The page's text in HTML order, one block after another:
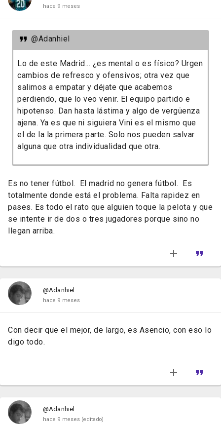
hace 9 meses
@Adanhiel
Lo de este Madrid... ¿es mental o es físico? Urgen
cambios de refresco y ofensivos; otra vez que
salimos a empatar y déjate que acabemos
perdiendo, que lo veo venir. El equipo partido e
hipotenso. Dan hasta lástima y algo de vergüenza
ajena. Ya es que ni siguiera Vini es el mismo que
el de la la primera parte. Solo nos pueden salvar
alguna que otra individualidad que otra.
Es no tener fútbol. El madrid no genera fútbol. Es
totalmente donde está el problema. Falta rapidez en
pases. Es todo el rato que alguien toque la pelota y que
se intente ir de dos o tres jugadores porque sino no
llegan arriba.
@Adanhiel
hace 9 meses
Con decir que el mejor, de largo, es Asencio, con eso lo
digo todo.
@Adanhiel
hace 9 meses (editado)